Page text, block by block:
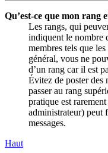
Qu’est-ce que mon rang
Les rangs, qui
indiquent le nombre
membres tels que
général, vous ne
d’un rang car il est
Évitez de poster des
passer au rang
pratique est
administrateur) peut
messages.
Haut